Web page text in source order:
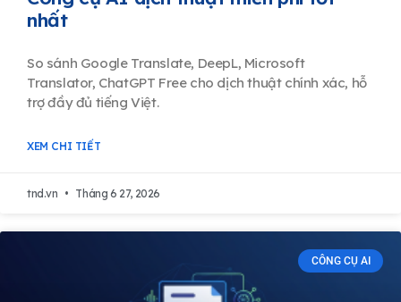
nhất
So sánh Google Translate, DeepL, Microsoft
Translator, ChatGPT Free cho dịch thuật chính xác, hỗ
trợ đầy đủ tiếng Việt.
XEM CHI TIẾT
tnd.vn Tháng 6 27, 2026
CÔNG CỤ AI